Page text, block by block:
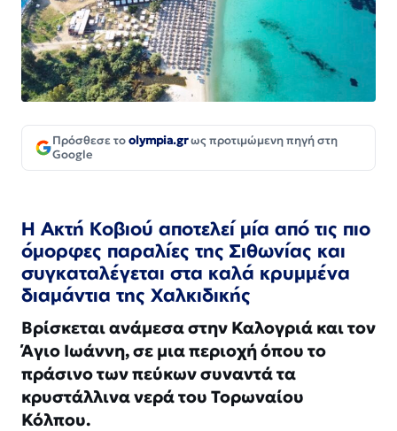
Πρόσθεσε τοolympia.grως προτιμώμενη πηγή στη
Google
Η Ακτή Κοβιού αποτελεί μία από τις πιο
όμορφες παραλίες της Σιθωνίας και
συγκαταλέγεται στα καλά κρυμμένα
διαμάντια της Χαλκιδικής
Βρίσκεται ανάμεσα στην Καλογριά και τον
Άγιο Ιωάννη, σε μια περιοχή όπου το
πράσινο των πεύκων συναντά τα
κρυστάλλινα νερά του Τορωναίου
Κόλπου.